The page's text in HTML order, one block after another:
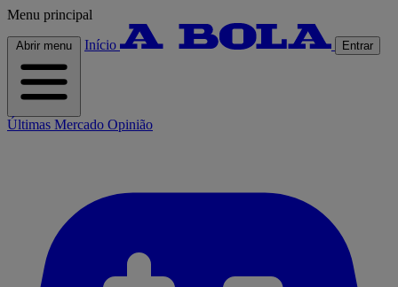
Menu principal
Abrir menu Início Entrar
Últimas Mercado Opinião